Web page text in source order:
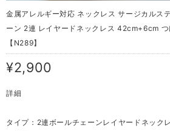
金属アレルギー対応 ネックレス サージカルス
ーン 2連 レイヤードネックレス 42cm+6cm
【N289】
¥2,900
詳細
タイプ：2連ボールチェーンレイヤードネック